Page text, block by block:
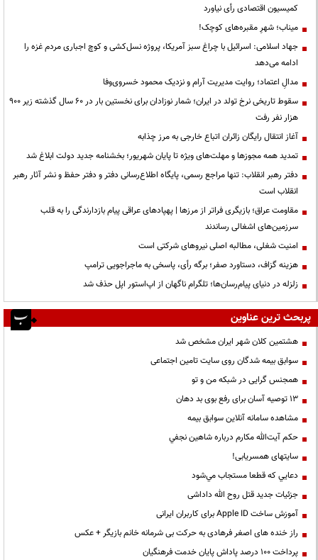
کمیسیون اقتصادی رأی نیاورد
میناب؛ شهرِ مقبره‌های کوچک!
جهاد اسلامی: اسرائیل با چراغ سبز آمریکا، پروژه نسل‌کشی و کوچ اجباری مردم غزه را
ادامه می‌دهد
مدالِ اعتماد؛ روایت مدیریت آرام و نزدیک محمود خسروی‌وفا
سقوط تاریخی نرخ تولد در ایران؛ شمار نوزادان برای نخستین بار در ۶۰ سال گذشته زیر ۹۰۰
هزار نفر رفت
آغاز انتقال رایگان زائران اتباع خارجی به مرز چذابه
تمدید همه مجوزها و مهلت‌های ویژه تا پایان شهریور؛ بخشنامه جدید دولت ابلاغ شد
دفتر رهبر انقلاب: تنها مراجع رسمی، پایگاه اطلاع‌رسانی دفتر و دفتر حفظ و نشر آثار رهبر
انقلاب است
مقاومت عراق؛ بازیگری فراتر از مرزها | پهپادهای عراقی پیام بازدارندگی را به قلب
سرزمین‌های اشغالی رساندند
‌امنیت شغلی، مطالبه اصلی نیروهای شرکتی است
هزینه گزاف، دستاورد صفر؛ برگه رأی، پاسخی به ماجراجویی ترامپ
زلزله در دنیای پیام‌رسان‌ها؛ تلگرام ناگهان از اپ‌استور اپل حذف شد
پربحث ترین عناوین
هشتمین کلان شهر ایران مشخص شد
سوابق بیمه شدگان روی سایت تامین اجتماعی
همجنس گرایی در شبکه من و تو
13 توصیه آسان برای رفع بوی بد دهان
مشاهده سامانه آنلاين سوابق بیمه
حكم آيت‌الله مكارم درباره شاهين نجفي
سایتهای همسریابی!
دعايي كه قطعا مستجاب مي‌شود
جزئیات جدید قتل روح الله داداشی
آموزش ساخت Apple ID برای کاربران ایرانی
راز خنده های اصغر فرهادی به حرکت بی شرمانه خانم بازیگر + عکس
پرداخت ۱۰۰ درصد پاداش پایان خدمت فرهنگیان